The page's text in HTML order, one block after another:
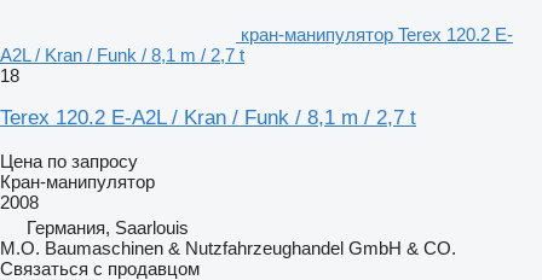
кран-манипулятор Terex 120.2 E-
A2L / Kran / Funk / 8,1 m / 2,7 t
18
Terex 120.2 E-A2L / Kran / Funk / 8,1 m / 2,7 t
Цена по запросу
Кран-манипулятор
2008
Германия, Saarlouis
M.O. Baumaschinen & Nutzfahrzeughandel GmbH & CO.
Связаться с продавцом